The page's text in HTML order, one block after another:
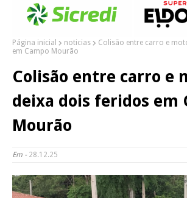
Página inicial noticias
Colisão entre carro e
em Campo Mourão
Colisão entre carro e
deixa dois feridos em
Mourão
Em - 28.12.25